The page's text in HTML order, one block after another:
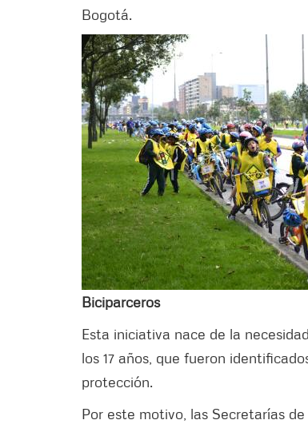
Bogotá.
Biciparceros
Esta iniciativa nace de la
los 17 años, que fueron
protección.
Por este motivo, las Secretarías